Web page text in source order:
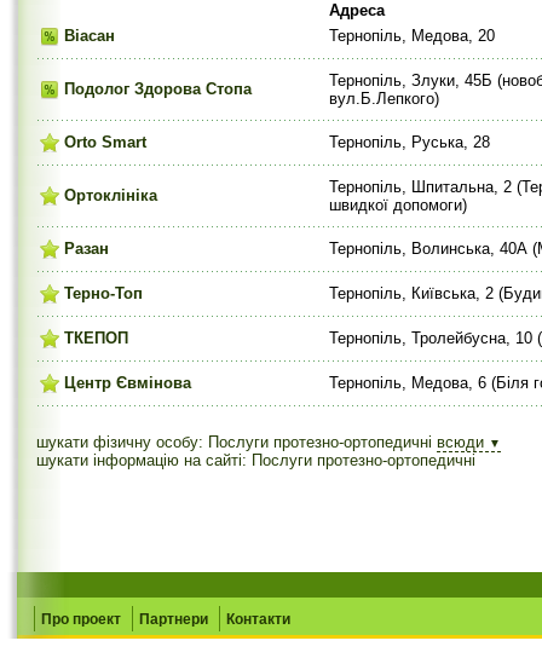
Адреса
Віасан
Тернопіль, Медова, 20
Подолог Здорова Стопа
Тернопіль, Злуки, 45Б
вул.Б.Лепкого)
Orto Smart Тернопіль, Руська, 28
Ортоклініка
Тернопіль, Шпитальна, 2
швидкої допомоги)
Разан Тернопіль, Волинська, 40А
Терно-Топ Тернопіль, Київська, 2
ТКЕПОП Тернопіль, Тролейбусна, 10
Центр Євмінова Тернопіль, Медова, 6 (Біля
шукати фізичну особу: Послуги протезно-ортопедичні всюди ▼
шукати інформацію на сайті: Послуги протезно-ортопедичні
Про проект Партнери Контакти